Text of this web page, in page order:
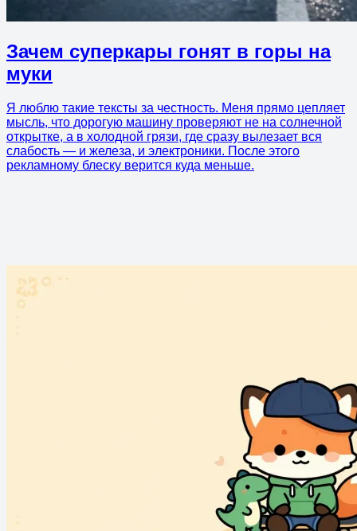
Зачем суперкары гонят в горы на
муки
Я люблю такие тексты за честность. Меня прямо цепляет
мысль, что дорогую машину проверяют не на солнечной
открытке, а в холодной грязи, где сразу вылезает вся
слабость — и железа, и электроники. После этого
рекламному блеску верится куда меньше.